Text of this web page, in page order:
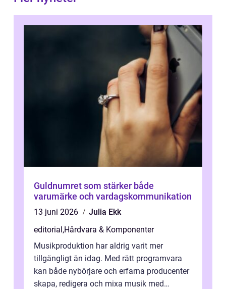
Guldnumret som stärker både
varumärke och vardagskommunikation
13 juni 2026
Julia Ekk
editorial,Hårdvara & Komponenter
Musikproduktion har aldrig varit mer
tillgängligt än idag. Med rätt programvara
kan både nybörjare och erfarna producenter
skapa, redigera och mixa musik med